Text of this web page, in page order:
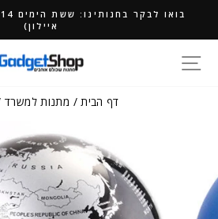
איילון)
דף הבית/ מתנות למשרד